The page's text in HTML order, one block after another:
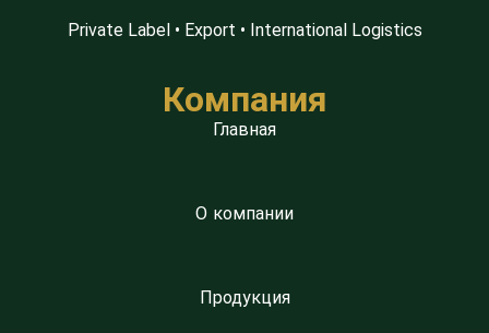
Компания
Главная
О компании
Продукция
Private Label • Export • International Logistics